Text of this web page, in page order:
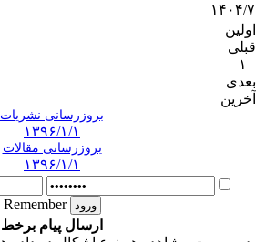
۱۴۰۴/۷
اولین
قبلی
۱
بعدی
آخرین
بروزرسانی نشریات
۱۳۹۶/۱/۱
بروزرسانی مقالات
۱۳۹۶/۱/۱
Remember
ارسال پیام برخط